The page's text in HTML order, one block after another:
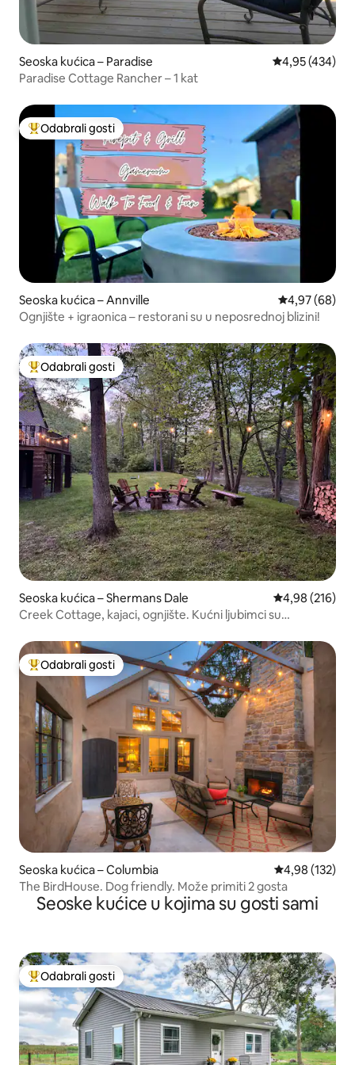
Seoska kućica – Paradise Prosječna
4,95 (434)
Paradise Cottage Rancher – 1 kat
Među najviše rangiranima s oznakom „Odabrali gosti”
Odabrali gosti
Seoska kućica – Annville Prosječna
4,97 (68)
Ognjište + igraonica – restorani su u neposrednoj blizini!
Među najviše rangiranima s oznakom „Odabrali gosti”
Odabrali gosti
Seoska kućica – Shermans Dale Prosječna
4,98 (216)
Creek Cottage, kajaci, ognjište. Kućni ljubimci su
Među najviše rangiranima s oznakom „Odabrali gosti”
Odabrali gosti
Seoska kućica – Columbia Prosječna
4,98 (132)
The BirdHouse. Dog friendly. Može primiti 2 gosta
Seoske kućice u kojima su gosti sami
Među najviše rangiranima s oznakom „Odabrali gosti”
Odabrali gosti